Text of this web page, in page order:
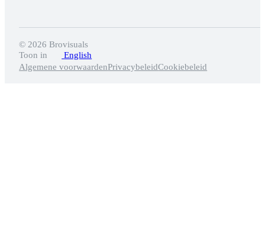
© 2026 Brovisuals️
Toon in
English
Algemene voorwaardenPrivacybeleidCookiebeleid